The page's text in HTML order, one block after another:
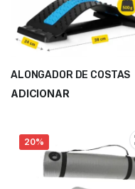
ALONGADOR DE COSTAS
ADICIONAR
20%